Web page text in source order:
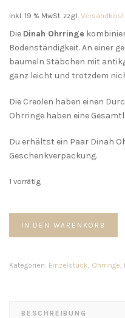
inkl. 19 % MwSt. zzgl.
Die Dinah Ohrringe
Bodenständigkeit. An einer
baumeln Stäbchen mit
ganz leicht und trotzdem
Die Creolen haben einen
Ohrringe haben eine
Du erhältst ein Paar Dinah
Geschenkverpackung.
1 vorrätig
IN DEN WARENKORB
Kategorien: Einzelstück, Ohrringe,
BESCHREIBUNG